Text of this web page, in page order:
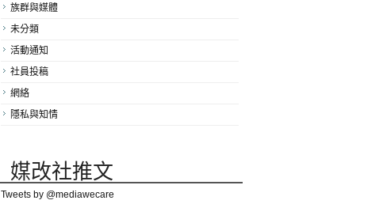
族群與媒體
未分類
活動通知
社員投稿
網絡
隱私與知情
媒改社推文
Tweets by @mediawecare